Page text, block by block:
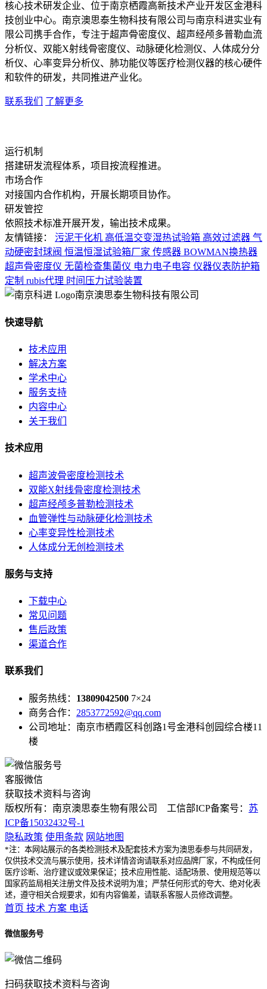
核心技术研发企业、位于南京栖霞高新技术产业开发区金港科
技创业中心。南京澳思泰生物科技有限公司与南京科进实业有
限公司携手合作，专注于超声骨密度仪、超声经颅多普勒血流
分析仪、双能X射线骨密度仪、动脉硬化检测仪、人体成分分
析仪、心率变异分析仪、肺功能仪等医疗检测仪器的核心硬件
和软件的研发，共同推进产业化。
联系我们 了解更多
运行机制
搭建研发流程体系，项目按流程推进。
市场合作
对接国内合作机构，开展长期项目协作。
研发管控
依照技术标准开展开发，输出技术成果。
友情链接：
污泥干化机 高低温交变湿热试验箱 高效过滤器 气
动硬密封球阀 恒温恒湿试验箱厂家 传感器 BOWMAN换热器
超声骨密度仪 无菌检查集菌仪 电力电子电容 仪器仪表防护箱
定制 rubis代理 时间压力试验装置
南京澳思泰生物科技有限公司
快速导航
技术应用
解决方案
学术中心
服务支持
内容中心
关于我们
技术应用
超声波骨密度检测技术
双能X射线骨密度检测技术
超声经颅多普勒检测技术
血管弹性与动脉硬化检测技术
心率变异性检测技术
人体成分无创检测技术
服务与支持
下载中心
常见问题
售后政策
渠道合作
联系我们
服务热线： 13809042500 7×24
商务合作： 2853772592@qq.com
公司地址：南京市栖霞区科创路1号金港科创园综合楼11
楼
客服微信
获取技术资料与咨询
版权所有：南京澳思泰生物有限公司 工信部ICP备案号： 苏
ICP备15032432号-1
隐私政策 使用条款 网站地图
*注：本网站展示的各类检测技术及配套技术方案为澳思泰参与共同研发，
仅供技术交流与展示使用，技术详情咨询请联系对应品牌厂家，不构成任何
医疗诊断、治疗建议或效果保证；技术应用性能、适配场景、使用规范等以
国家药监局相关注册文件及技术说明为准；严禁任何形式的夸大、绝对化表
述，遵守相关合规要求，如有内容偏差，请联系客服人员修改调整。
首页 技术 方案 电话
微信服务号
扫码获取技术资料与咨询